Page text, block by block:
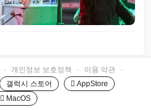
· 개인정보 보호정책 · 이용 약관
·
갤럭시 스토어
 AppStore
 MacOS